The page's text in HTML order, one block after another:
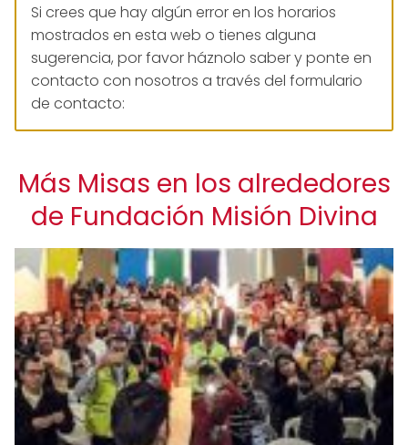
Si crees que hay algún error en los horarios
mostrados en esta web o tienes alguna
sugerencia, por favor háznolo saber y ponte en
contacto con nosotros a través del formulario
de contacto:
Más Misas en los alrededores
de Fundación Misión Divina